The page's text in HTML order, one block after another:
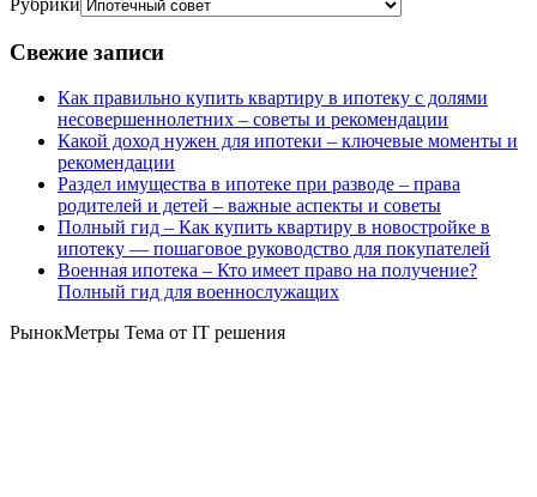
Рубрики
Свежие записи
Как правильно купить квартиру в ипотеку с долями
несовершеннолетних – советы и рекомендации
Какой доход нужен для ипотеки – ключевые моменты и
рекомендации
Раздел имущества в ипотеке при разводе – права
родителей и детей – важные аспекты и советы
Полный гид – Как купить квартиру в новостройке в
ипотеку — пошаговое руководство для покупателей
Военная ипотека – Кто имеет право на получение?
Полный гид для военнослужащих
РынокМетры Тема от IT решения